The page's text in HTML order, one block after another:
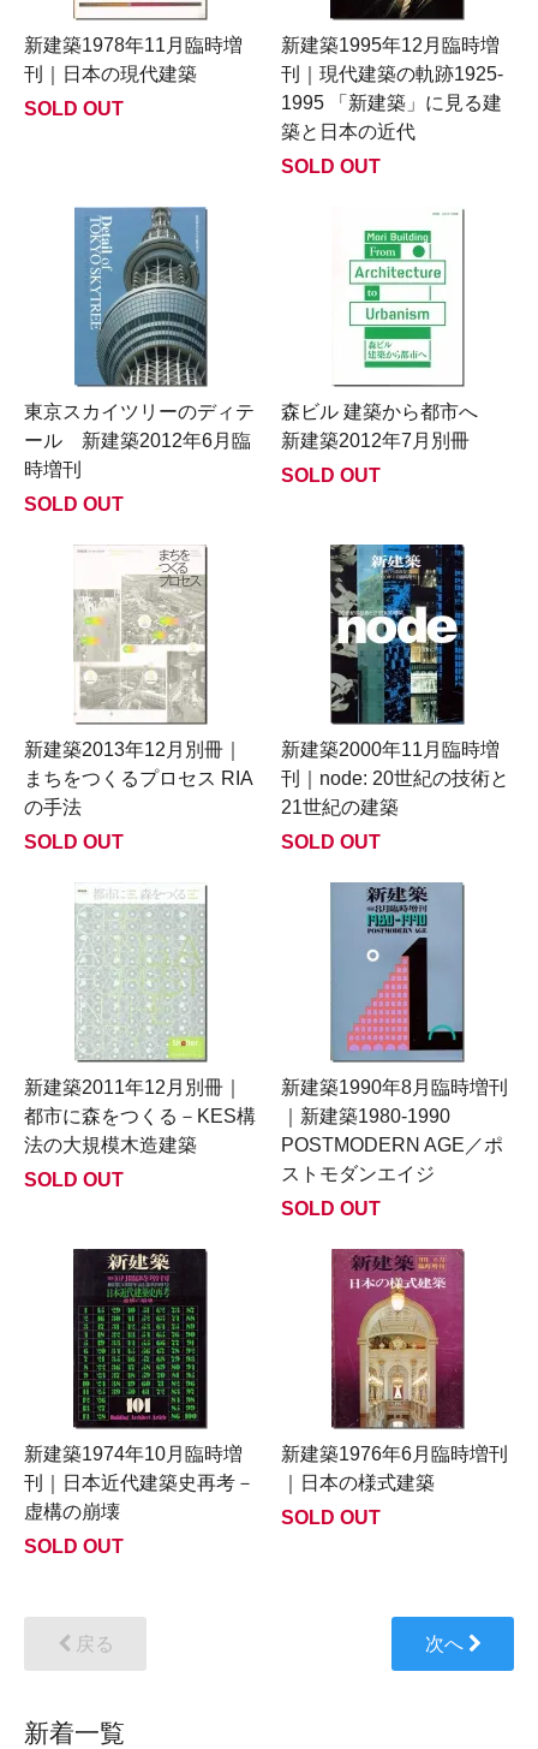
新建築1978年11月臨時増
刊｜日本の現代建築
SOLD OUT
新建築1995年12月臨時増
刊｜現代建築の軌跡1925-
1995 「新建築」に見る建
築と日本の近代
SOLD OUT
東京スカイツリーのディテ
ール 新建築2012年6月臨
時増刊
SOLD OUT
森ビル 建築から都市へ
新建築2012年7月別冊
SOLD OUT
新建築2013年12月別冊｜
まちをつくるプロセス RIA
の手法
SOLD OUT
新建築2000年11月臨時増
刊｜node: 20世紀の技術と
21世紀の建築
SOLD OUT
新建築2011年12月別冊｜
都市に森をつくる－KES構
法の大規模木造建築
SOLD OUT
新建築1990年8月臨時増刊
｜新建築1980-1990
POSTMODERN AGE／ポ
ストモダンエイジ
SOLD OUT
新建築1974年10月臨時増
刊｜日本近代建築史再考－
虚構の崩壊
SOLD OUT
新建築1976年6月臨時増刊
｜日本の様式建築
SOLD OUT
戻る 次へ
新着一覧